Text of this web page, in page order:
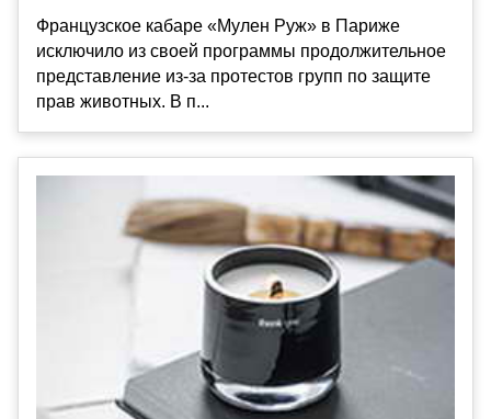
Французское кабаре «Мулен Руж» в Париже
исключило из своей программы продолжительное
представление из-за протестов групп по защите
прав животных. В п...